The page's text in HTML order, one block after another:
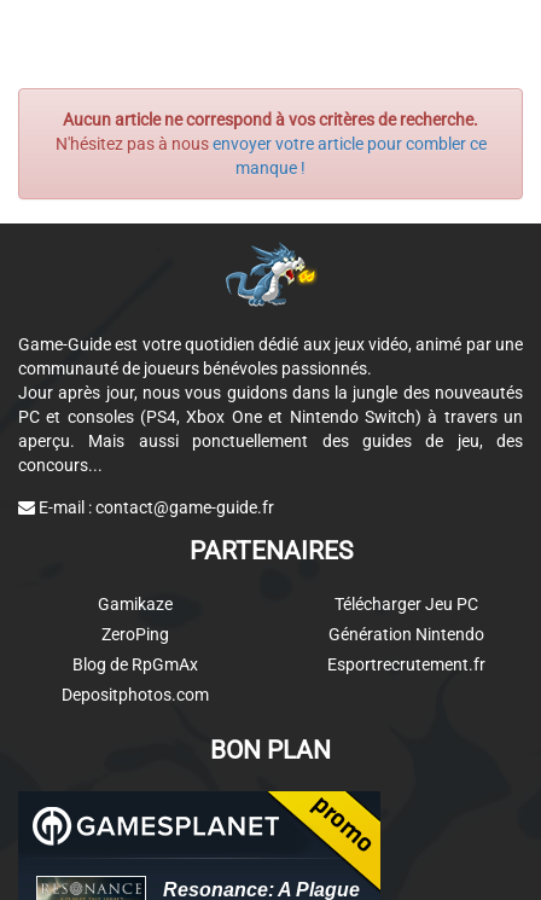
Aucun article ne correspond à vos critères de recherche.
N'hésitez pas à nousenvoyer votre article pour combler ce
manque !
Game-Guide est votre quotidien dédié aux jeux vidéo, animé par une
communauté de joueurs bénévoles passionnés.
Jour après jour, nous vous guidons dans la jungle des nouveautés
PC et consoles (PS4, Xbox One et Nintendo Switch) à travers un
aperçu. Mais aussi ponctuellement des guides de jeu, des
concours...
E-mail :contact@game-guide.fr
PARTENAIRES
Gamikaze
ZeroPing
Blog de RpGmAx
Depositphotos.com
Télécharger Jeu PC
Génération Nintendo
Esportrecrutement.fr
BON PLAN